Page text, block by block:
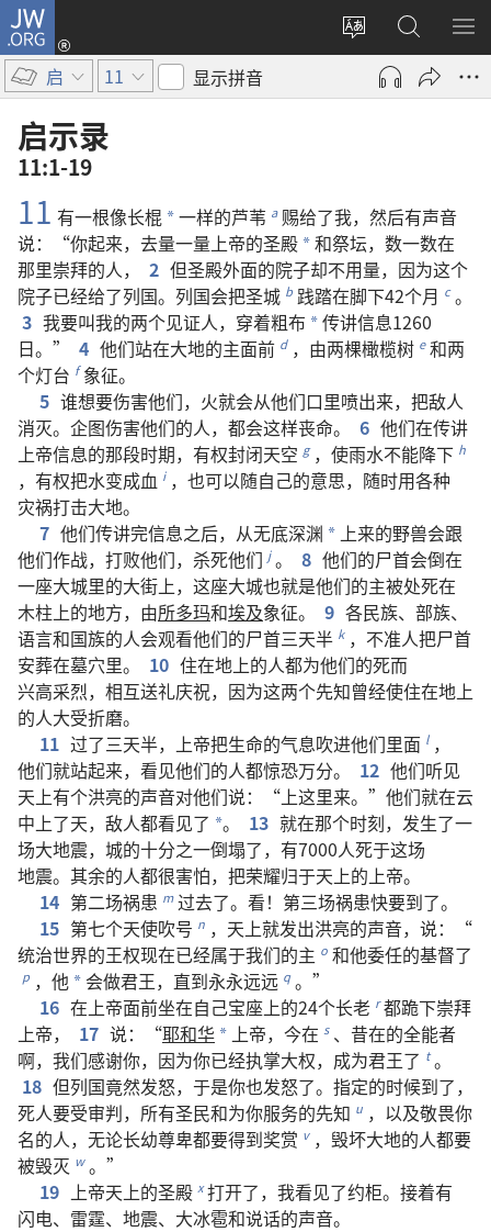
JW.ORG
更
网
登
录
开
搜
索
JW.ORG
显
菜
启 11 显示拼音
启示录
11:1-19
11 有一根像长棍 *一样的芦苇 a 赐给了我， 然后有声音
说：“你起来， 去量一量上帝的圣殿 *和祭坛， 数一数在
那里崇拜的人， 2 但圣殿外面的院子却不用量， 因为这个
院子已经给了列国。 列国会把圣城 b 践踏在脚下42个月 c 。
3 我要叫我的两个见证人， 穿着粗布 *传讲信息1260
日。” 4 他们站在大地的主面前 d ， 由两棵橄榄树 e 和两
个灯台 f 象征。
5 谁想要伤害他们， 火就会从他们口里喷出来， 把敌人
消灭。 企图伤害他们的人， 都会这样丧命。 6 他们在传讲
上帝信息的那段时期， 有权封闭天空 g ， 使雨水不能降下 h
， 有权把水变成血 i ， 也可以随自己的意思， 随时用各种
灾祸打击大地。
7 他们传讲完信息之后， 从无底深渊 * 上来的野兽会跟
他们作战， 打败他们， 杀死他们 j 。 8 他们的尸首会倒在
一座大城里的大街上， 这座大城也就是他们的主被处死在
木柱上的地方， 由所多玛和埃及象征。 9 各民族、 部族、
语言和国族的人会观看他们的尸首三天半 k ， 不准人把尸首
安葬在墓穴里。 10 住在地上的人都为他们的死而
兴高采烈， 相互送礼庆祝， 因为这两个先知曾经使住在地上
的人大受折磨。
11 过了三天半， 上帝把生命的气息吹进他们里面 l ，
他们就站起来， 看见他们的人都惊恐万分。 12 他们听见
天上有个洪亮的声音对他们说：“上这里来。” 他们就在云
中上了天， 敌人都看见了 *。 13 就在那个时刻， 发生了一
场大地震， 城的十分之一倒塌了， 有7000人死于这场
地震。 其余的人都很害怕， 把荣耀归于天上的上帝。
14 第二场祸患 m 过去了。 看！ 第三场祸患快要到了。
15 第七个天使吹号 n ， 天上就发出洪亮的声音， 说：“
统治世界的王权现在已经属于我们的主 o 和他委任的基督了
p ， 他 * 会做君王， 直到永永远远 q 。”
16 在上帝面前坐在自己宝座上的24个长老 r 都跪下崇拜
上帝， 17 说：“耶和华 * 上帝， 今在 s 、 昔在的全能者
啊， 我们感谢你， 因为你已经执掌大权， 成为君王了 t 。
18 但列国竟然发怒， 于是你也发怒了。 指定的时候到了，
死人要受审判， 所有圣民和为你服务的先知 u ， 以及敬畏你
名的人， 无论长幼尊卑都要得到奖赏 v ， 毁坏大地的人都要
被毁灭 w 。”
19 上帝天上的圣殿 x 打开了， 我看见了约柜。 接着有
闪电、 雷霆、 地震、 大冰雹和说话的声音。